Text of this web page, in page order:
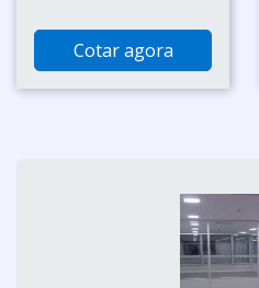
Cotar agora